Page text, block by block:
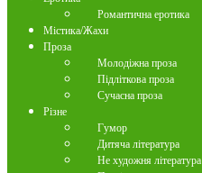
Романтична еротика
Містика/Жахи
Проза
Молодіжна проза
Підліткова проза
Сучасна проза
Різне
Гумор
Дитяча література
Не художня література